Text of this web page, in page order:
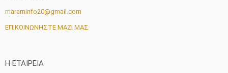
maraminfo20@gmail.com
ΕΠΙΚΟΙΝΩΝΗΣΤΕ ΜΑΖΙ ΜΑΣ
H ETAIΡΕΙΑ